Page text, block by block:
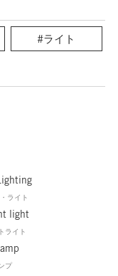
#ライト
ライト
light
ライト
プ